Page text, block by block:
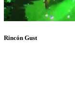
Rincón Gust